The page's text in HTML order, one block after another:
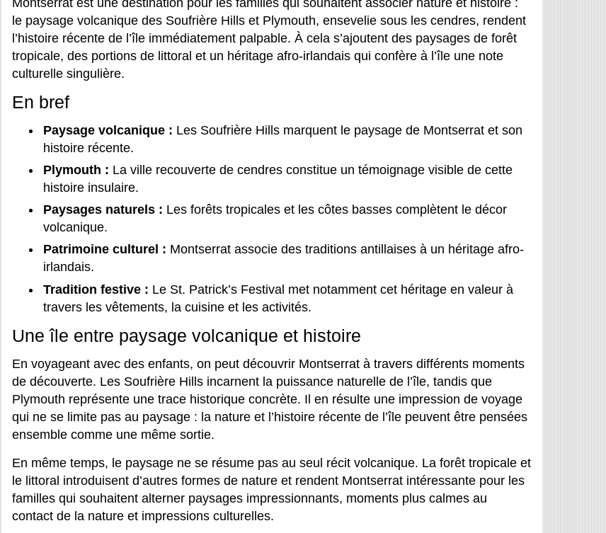
Montserrat est une destination pour les familles qui souhaitent associer nature et histoire :
le paysage volcanique des Soufrière Hills et Plymouth, ensevelie sous les cendres, rendent
l’histoire récente de l’île immédiatement palpable. À cela s’ajoutent des paysages de forêt
tropicale, des portions de littoral et un héritage afro-irlandais qui confère à l’île une note
culturelle singulière.
En bref
Paysage volcanique : Les Soufrière Hills marquent le paysage de Montserrat et son
histoire récente.
Plymouth : La ville recouverte de cendres constitue un témoignage visible de cette
histoire insulaire.
Paysages naturels : Les forêts tropicales et les côtes basses complètent le décor
volcanique.
Patrimoine culturel : Montserrat associe des traditions antillaises à un héritage afro-
irlandais.
Tradition festive : Le St. Patrick’s Festival met notamment cet héritage en valeur à
travers les vêtements, la cuisine et les activités.
Une île entre paysage volcanique et histoire
En voyageant avec des enfants, on peut découvrir Montserrat à travers différents moments
de découverte. Les Soufrière Hills incarnent la puissance naturelle de l’île, tandis que
Plymouth représente une trace historique concrète. Il en résulte une impression de voyage
qui ne se limite pas au paysage : la nature et l’histoire récente de l’île peuvent être pensées
ensemble comme une même sortie.
En même temps, le paysage ne se résume pas au seul récit volcanique. La forêt tropicale et
le littoral introduisent d’autres formes de nature et rendent Montserrat intéressante pour les
familles qui souhaitent alterner paysages impressionnants, moments plus calmes au
contact de la nature et impressions culturelles.